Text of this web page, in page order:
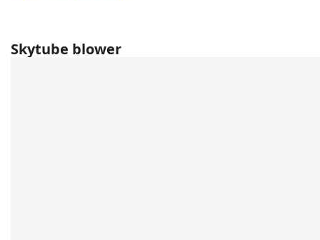
Skytube blower